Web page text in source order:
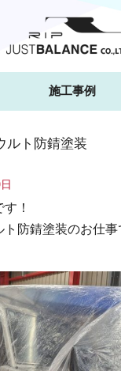
施工事例
ト防錆塗装
！
防錆塗装のお仕事